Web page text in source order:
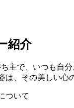
紹介
主で、いつも自
は、その美しい心
ついて